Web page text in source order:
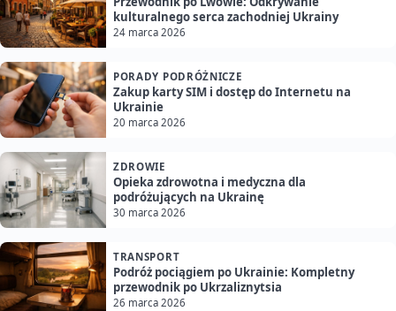
kulturalnego serca zachodniej Ukrainy
24 marca 2026
PORADY PODRÓŻNICZE
Zakup karty SIM i dostęp do Internetu na
Ukrainie
20 marca 2026
ZDROWIE
Opieka zdrowotna i medyczna dla
podróżujących na Ukrainę
30 marca 2026
TRANSPORT
Podróż pociągiem po Ukrainie: Kompletny
przewodnik po Ukrzaliznytsia
26 marca 2026